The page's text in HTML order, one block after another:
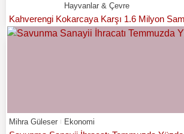
Hayvanlar & Çevre
Kahverengi Kokarcaya Karşı 1.6 Milyon
Mihra Güleser Ekonomi